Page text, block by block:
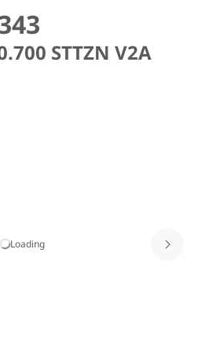
STTZN V2A
Loading